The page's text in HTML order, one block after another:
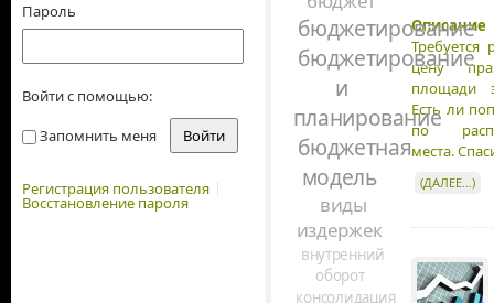
Описание
Требуется
цену
площади
Есть ли
по
места.
(ДАЛЕЕ…)
бюджетирование
бюджетирование
и
планирование
бюджетная
модель
виды
издержек
внутренний
оборот
консолидация
Пароль
Войти с помощью:
Запомнить меня
Регистрация пользователя
Восстановление пароля